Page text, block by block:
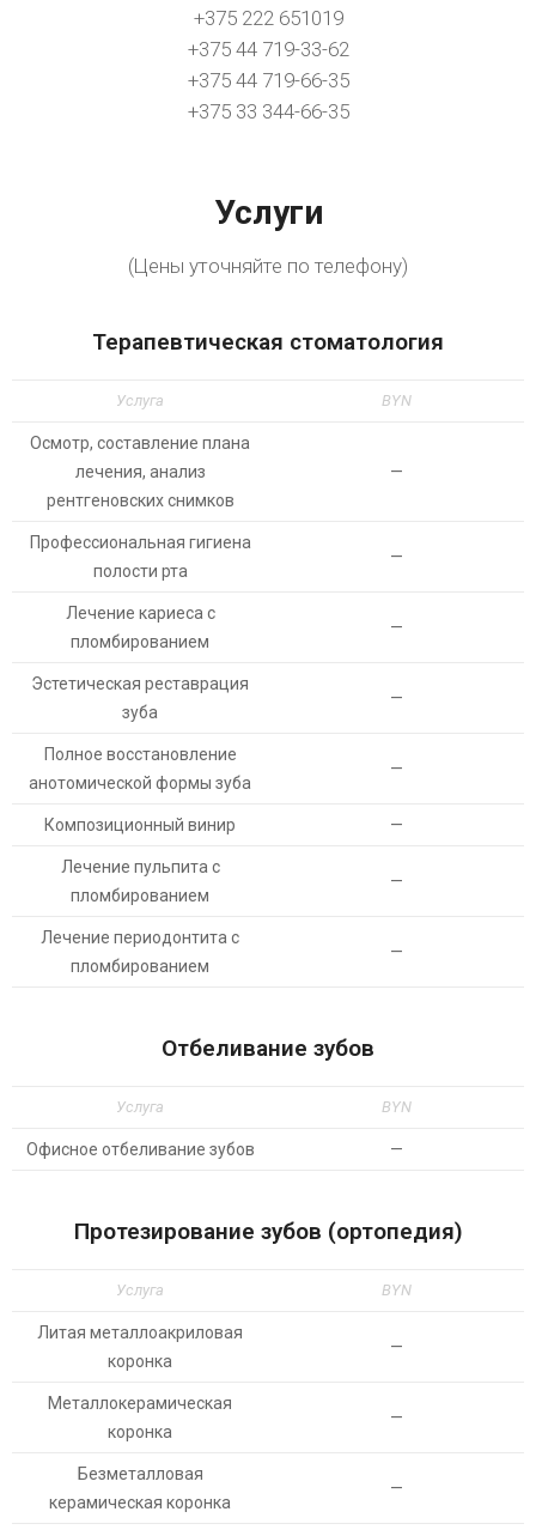
+375 222 651019
+375 44 719-33-62
+375 44 719-66-35
+375 33 344-66-35
Услуги
(Цены уточняйте по телефону)
Терапевтическая стоматология
Услуга BYN
Осмотр, составление плана
лечения, анализ
рентгеновских снимков
—
Профессиональная гигиена
полости рта
—
Лечение кариеса с
пломбированием
—
Эстетическая реставрация
зуба
—
Полное восстановление
анотомической формы зуба
—
Композиционный винир —
Лечение пульпита с
пломбированием
—
Лечение периодонтита с
пломбированием
—
Отбеливание зубов
Услуга BYN
Офисное отбеливание зубов —
Протезирование зубов (ортопедия)
Услуга BYN
Литая металлоакриловая
коронка
—
Металлокерамическая
коронка
—
Безметалловая
керамическая коронка
—